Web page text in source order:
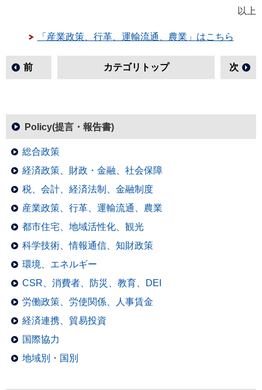
以上
「産業政策、行革、運輸流通、農業」はこちら
前 カテゴリトップ 次
Policy(提言・報告書)
総合政策
経済政策、財政・金融、社会保障
税、会計、経済法制、金融制度
産業政策、行革、運輸流通、農業
都市住宅、地域活性化、観光
科学技術、情報通信、知財政策
環境、エネルギー
CSR、消費者、防災、教育、DEI
労働政策、労使関係、人事賃金
経済連携、貿易投資
国際協力
地域別・国別